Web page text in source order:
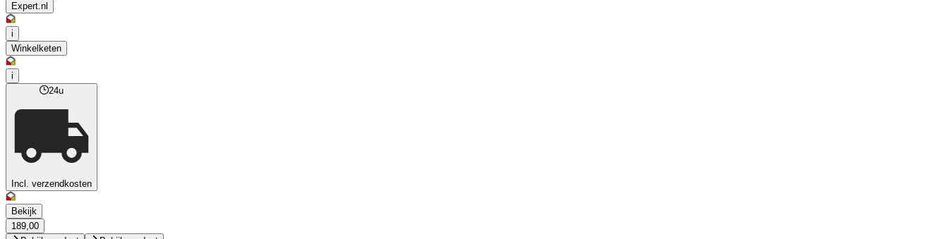
Expert.nl
i
Winkelketen
i
24u
Incl. verzendkosten
Bekijk
189,00